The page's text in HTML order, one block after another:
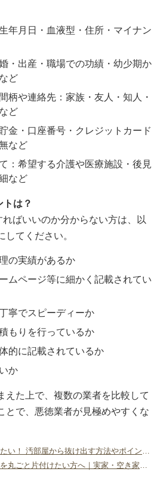
年月日・血液型・住所・マイナン
・出産・職場での功績・幼少期か
ど
柄や連絡先：家族・友人・知人・
ど
金・口座番号・クレジットカード
など
：希望する介護や医療施設・後見
など
トは？
ばいいのか分からない方は、以
てください。
の実績があるか
ムページ等に細かく記載されてい
寧でスピーディーか
もりを行っているか
的に記載されているか
か
えた上で、複数の業者を比較して
とで、悪徳業者が見極めやすくな
汚部屋を脱出したい！ 汚部屋から抜け出す方法やポイントを徹底解説
浜松市で一軒家を丸ごと片付けたい方へ｜実家・空き家の不用品回収と買取の進め方